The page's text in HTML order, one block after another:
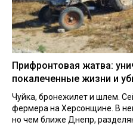
Прифронтовая жатва:
покалеченные жизни и
Чуйка, бронежилет и шлем.
фермера на Херсонщине. В
но чем ближе Днепр,